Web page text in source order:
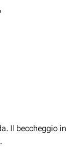
Il beccheggio in